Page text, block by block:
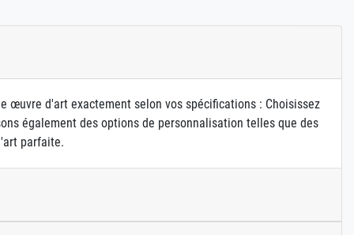
œuvre d'art exactement selon vos spécifications : Choisissez
également des options de personnalisation telles que des
parfaite.